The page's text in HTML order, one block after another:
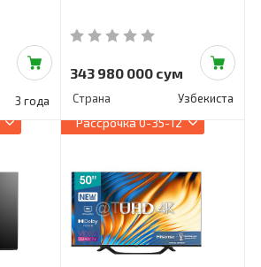
3 года
343 980 000 сум
Страна Узбекистан
Рассрочка0-35-12